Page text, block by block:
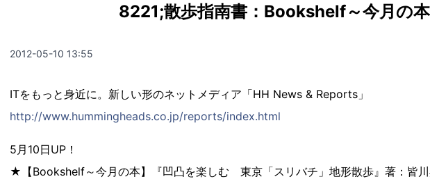
8221;散歩指南書：Bookshelf～今月の本
2012-05-10 13:55
ITをもっと身近に。新しい形のネットメディア「HH News & Reports」
http://www.hummingheads.co.jp/reports/index.html
5月10日UP！
★【Bookshelf～今月の本】『凹凸を楽しむ 東京「スリバチ」地形散歩』著：皆